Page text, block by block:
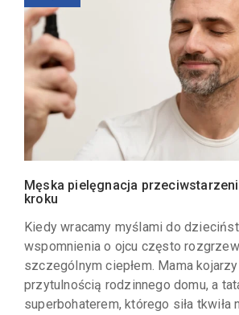
Męska pielęgnacja
kroku
Kiedy wracamy myślami do
wspomnienia o ojcu często
szczególnym ciepłem. Mama
przytulnością rodzinnego domu, a
superbohaterem, którego siła tkwiła